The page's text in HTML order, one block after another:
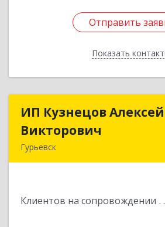
Отправить
Показать
Отправить
Назад
ИП Кузнецов Алексей
Викторович
Гурьевск
Клиентов на сопровождении
ИП